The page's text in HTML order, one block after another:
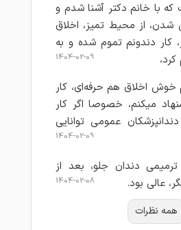
با خانم دکتر آشنا شدم و
از محیط تمیز، اخلاق
کار دندونم تموم شده و به
1404-02-09
خوش اخلاق هم حرفه‌ای، کار
میکنم، خصوصا اگر کار
عمومی توانایی
1404-02-09
دندان جلو، بعد از
عالی بود.
1404-02-08
همه نظرات